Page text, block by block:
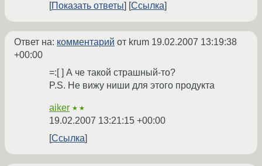
Показать ответы
Ссылка
Ответ на: комментарий от krum 19.02.2007 13:19:38
+00:00
=:[ ] А че такой страшный-то?
P.S. Не вижу ниши для этого продукта
aiker ★★
19.02.2007 13:21:15 +00:00
Ссылка